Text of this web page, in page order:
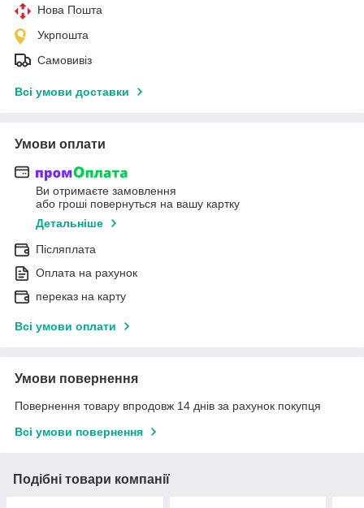
Нова Пошта
Укрпошта
Самовивіз
Всі умови доставки
Умови оплати
Ви отримаєте замовлення
або гроші повернуться на вашу картку
Детальніше
Післяплата
Оплата на рахунок
переказ на карту
Всі умови оплати
Умови повернення
Повернення товару впродовж 14 днів за рахунок покупця
Всі умови повернення
Подібні товари компанії